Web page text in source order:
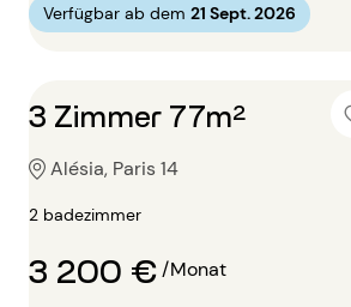
Verfügbar ab dem 21 Sept. 2026
3 Zimmer 77m²
Alésia, Paris 14
2 badezimmer
3 200 €/Monat